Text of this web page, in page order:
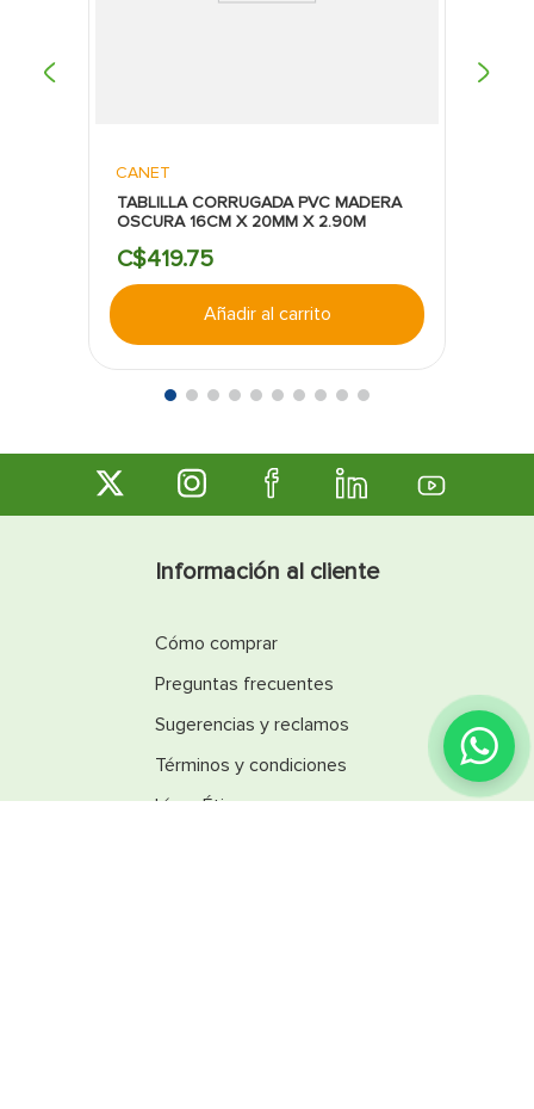
CANET
TABLILLA CORRUGADA PVC MADERA
OSCURA 16CM X 20MM X 2.90M
C$419.75
Añadir al carrito
Información al cliente
Cómo comprar
Preguntas frecuentes
Sugerencias y reclamos
Términos y condiciones
Línea Ética